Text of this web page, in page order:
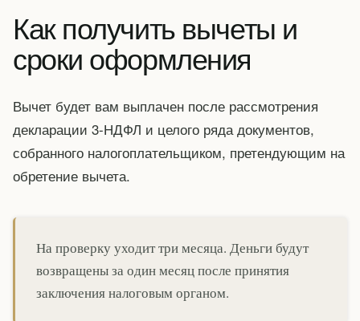
Как получить вычеты и
сроки оформления
Вычет будет вам выплачен после рассмотрения
декларации 3-НДФЛ и целого ряда документов,
собранного налогоплательщиком, претендующим на
обретение вычета.
На проверку уходит три месяца. Деньги будут
возвращены за один месяц после принятия
заключения налоговым органом.